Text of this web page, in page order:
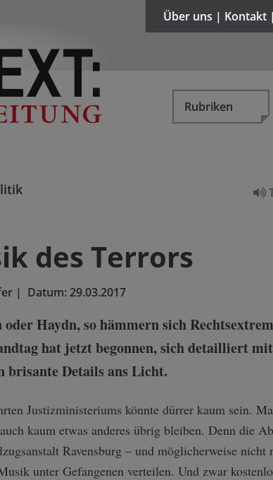
Über uns | Kontakt
Rubriken
des Terrors
| Datum:29.03.2017
Haydn, so hämmern sich
hat jetzt begonnen, sich detailliert
brisante Details ans Licht.
Justizministeriums könnte dürrer kaum sein.
kaum etwas anderes übrig bleiben. Denn die
Ravensburg – und möglicherweise
unter Gefangenen verteilen. Und zwar